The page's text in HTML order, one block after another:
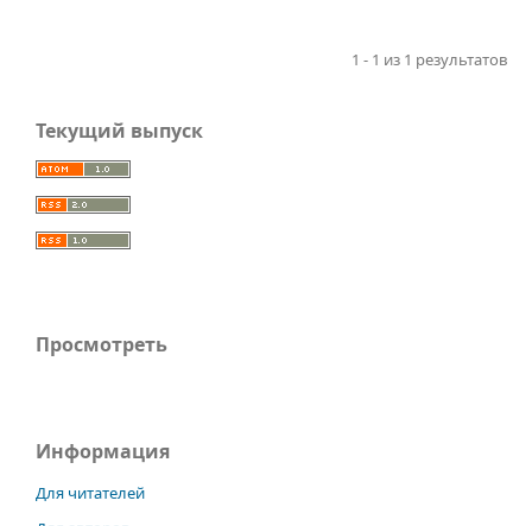
1 - 1 из 1 результатов
Текущий выпуск
Просмотреть
Информация
Для читателей